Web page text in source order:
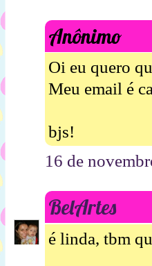
Anônimo
Oi eu quero
Meu email é
bjs!
16 de
BelArtes
é linda, tbm